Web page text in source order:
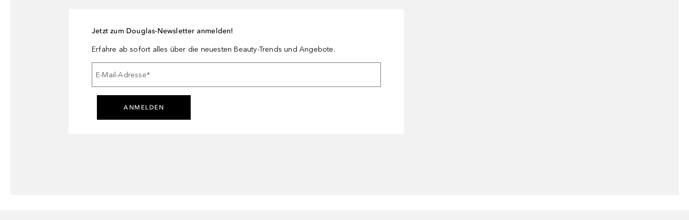
Jetzt zum Douglas-Newsletter anmelden!
Erfahre ab sofort alles über die neuesten Beauty-Trends und Angebote.
E-Mail-Adresse*
ANMELDEN